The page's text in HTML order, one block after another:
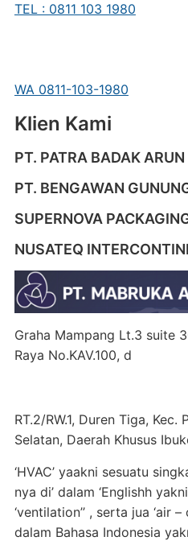
TEL : 0811 103 1980
WA 0811-103-1980
Klien Kami
PT. PATRA BADAK
PT. BENGAWAN
SUPERNOVA
NUSATEQ
Graha Mampang Lt.3 suite
Raya No.KAV.100, d
RT.2/RW.1, Duren Tiga,
Selatan, Daerah Khusus
‘HVAC’ yaakni sesuatu
nya di’ dalam ‘Englishh yakni
‘ventilation’’ , serta jua ‘air
dalam Bahasa Indonesia